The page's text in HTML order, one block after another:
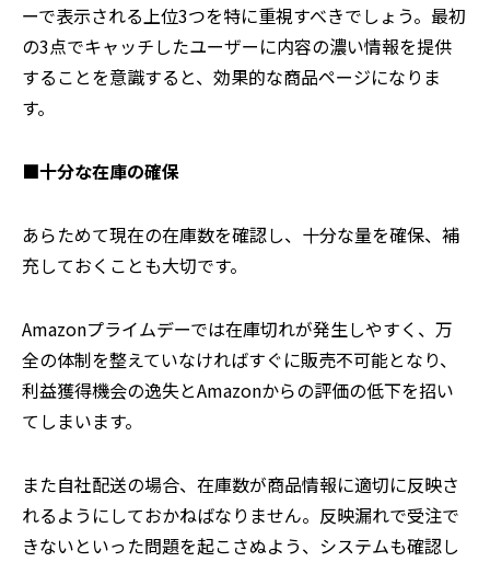
ーで表示される上位3つを特に重視すべきでしょう。最初
の3点でキャッチしたユーザーに内容の濃い情報を提供
することを意識すると、効果的な商品ページになりま
す。
■十分な在庫の確保
あらためて現在の在庫数を確認し、十分な量を確保、補
充しておくことも大切です。
Amazonプライムデーでは在庫切れが発生しやすく、万
全の体制を整えていなければすぐに販売不可能となり、
利益獲得機会の逸失とAmazonからの評価の低下を招い
てしまいます。
また自社配送の場合、在庫数が商品情報に適切に反映さ
れるようにしておかねばなりません。反映漏れで受注で
きないといった問題を起こさぬよう、システムも確認し